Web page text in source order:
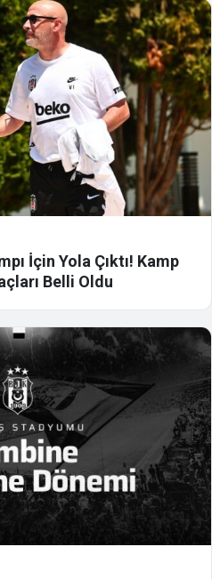
İçin Yola Çıktı! Kamp
Belli Oldu